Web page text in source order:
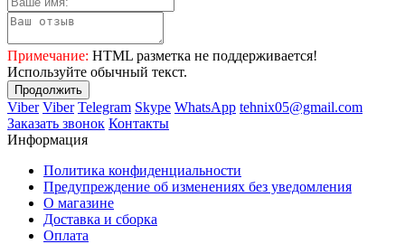
Примечание: HTML разметка не поддерживается!
Используйте обычный текст.
Продолжить
Viber Viber Telegram Skype WhatsApp tehnix05@gmail.com
Заказать звонок Контакты
Информация
Политика конфиденциальности
Предупреждение об изменениях без уведомления
О магазине
Доставка и сборка
Оплата